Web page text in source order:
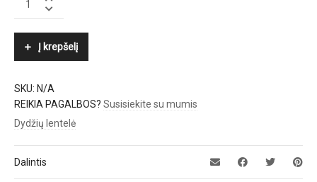
quantity
Į krepšelį
SKU: N/A
REIKIA PAGALBOS? Susisiekite su mumis
Dydžių lentelė
Dalintis